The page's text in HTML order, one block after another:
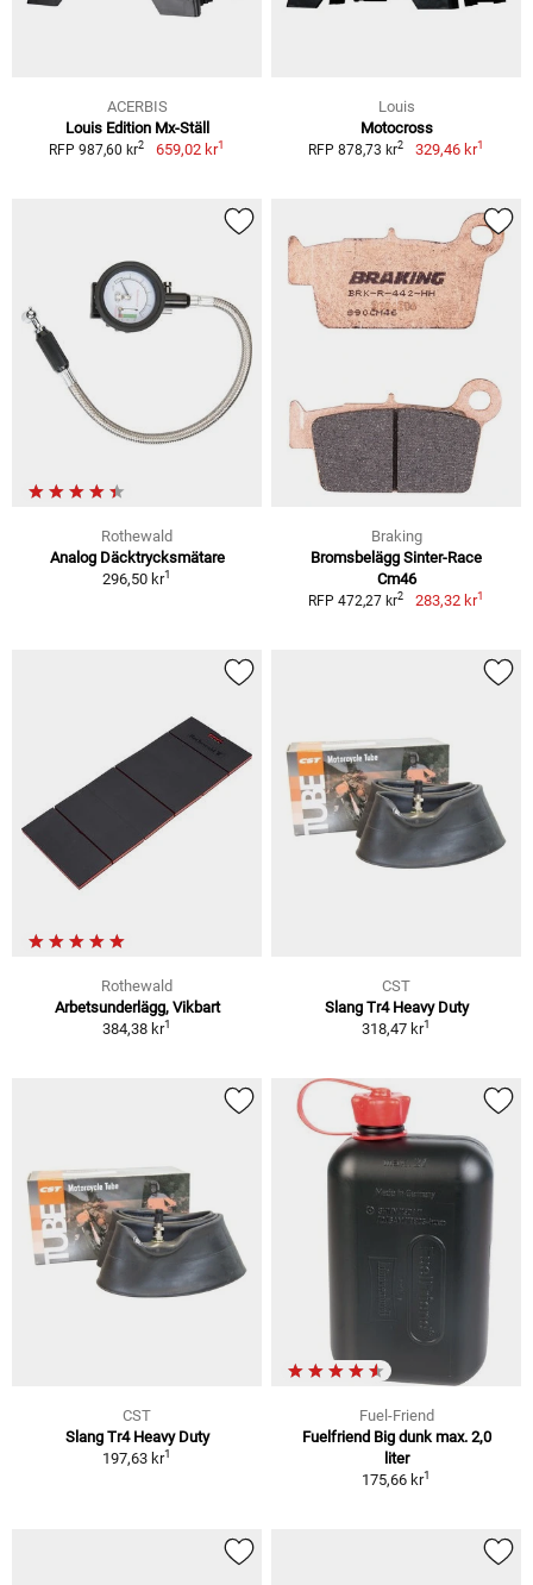
ACERBIS
Louis Edition Mx-Ställ
RFP 987,60 kr2 659,02 kr1
Louis
Motocross
RFP 878,73 kr2 329,46 kr1
Rothewald
Analog Däcktrycksmätare
296,50 kr1
Braking
Bromsbelägg Sinter-Race
Cm46
RFP 472,27 kr2 283,32 kr1
Rothewald
Arbetsunderlägg, Vikbart
384,38 kr1
CST
Slang Tr4 Heavy Duty
318,47 kr1
CST
Slang Tr4 Heavy Duty
197,63 kr1
Fuel-Friend
Fuelfriend Big dunk max. 2,0
liter
175,66 kr1